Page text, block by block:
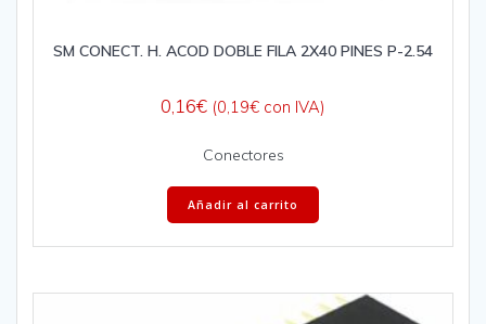
SM CONECT. H. ACOD DOBLE FILA 2X40 PINES P-2.54
0,16€ (0,19€ con IVA)
Conectores
Añadir al carrito